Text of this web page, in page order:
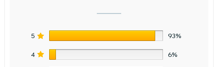
5 93%
4 6%